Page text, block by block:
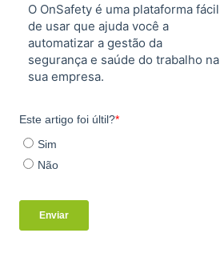
O OnSafety é uma plataforma fácil
de usar que ajuda você a
automatizar a gestão da
segurança e saúde do trabalho na
sua empresa.